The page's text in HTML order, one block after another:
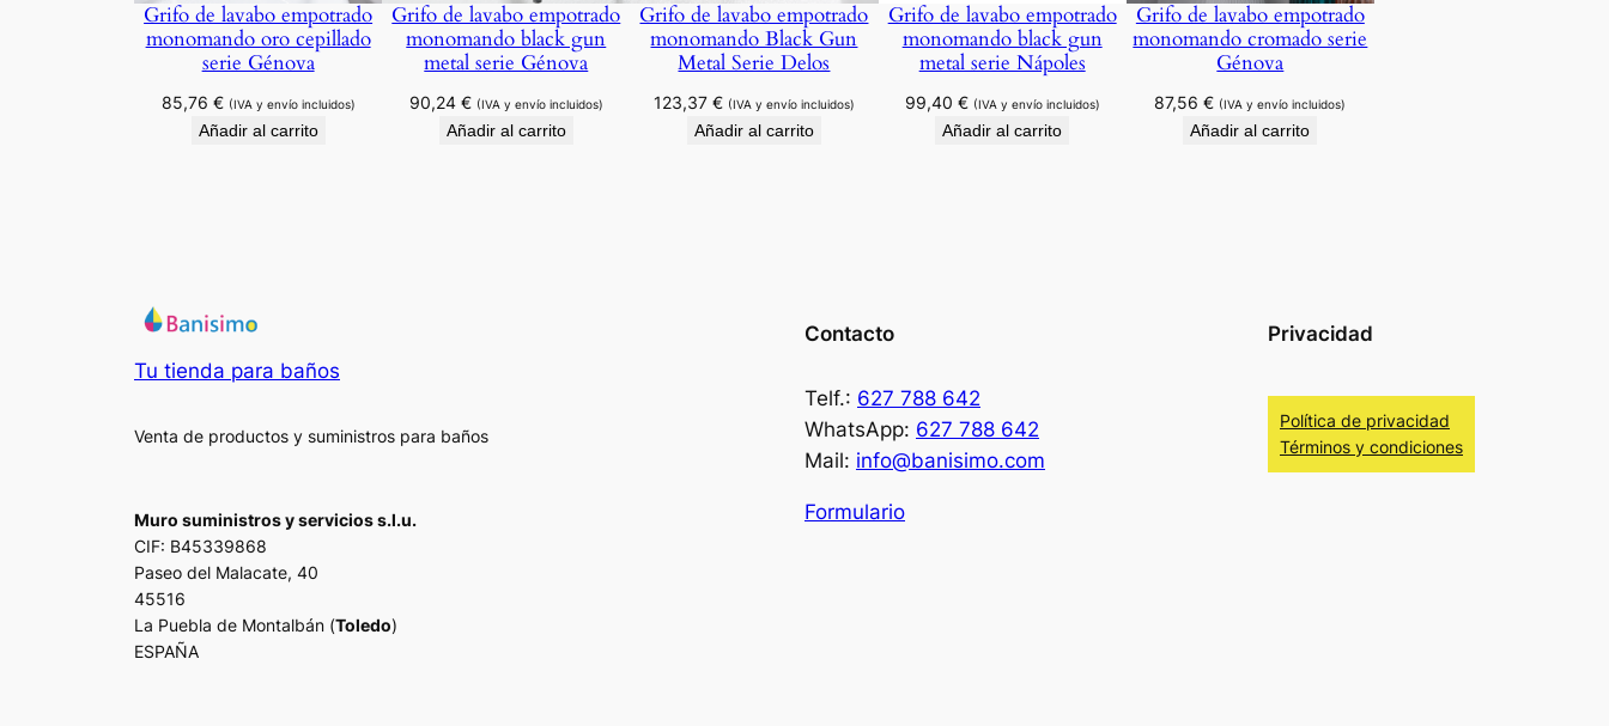
n
e
g
r
o
Grifo de lavabo empotrado
monomando oro cepillado
serie Génova
85,76 € (IVA y envío incluidos)
Añadir al carrito
Grifo de lavabo empotrado
monomando black gun
metal serie Génova
90,24 € (IVA y envío incluidos)
Añadir al carrito
Grifo de lavabo empotrado
monomando Black Gun
Metal Serie Delos
123,37 € (IVA y envío incluidos)
Añadir al carrito
Grifo de lavabo empotrado
monomando black gun
metal serie Nápoles
99,40 € (IVA y envío incluidos)
Añadir al carrito
Grifo de lavabo empotrado
monomando cromado serie
Génova
87,56€ (IVA y envío incluidos)
Añadir al carrito
Tu tienda para baños
Venta de productos y suministros para baños
Muro suministros y servicios s.l.u.
CIF: B45339868
Paseo del Malacate, 40
45516
La Puebla de Montalbán (Toledo)
ESPAÑA
Contacto
Telf.: 627 788 642
WhatsApp: 627 788 642
Mail: info@banisimo.com
Formulario
Privacidad
Política de privacidad
Términos y condiciones